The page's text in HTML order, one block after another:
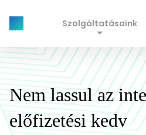
Szolgáltatásaink
Nem lassul az
előfizetési kedv